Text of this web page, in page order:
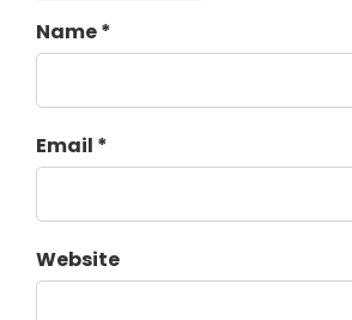
Name *
Email *
Website